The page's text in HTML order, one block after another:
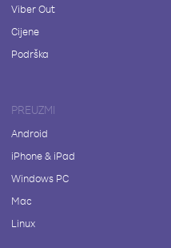
Viber Out
Cijene
Podrška
PREUZMI
Android
iPhone & iPad
Windows PC
Mac
Linux